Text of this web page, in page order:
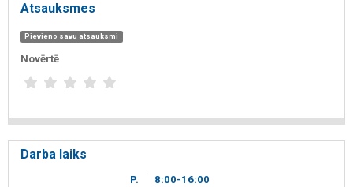
Atsauksmes
Pievieno savu atsauksmi
Novērtē
Darba laiks
P. 8 00-16 00